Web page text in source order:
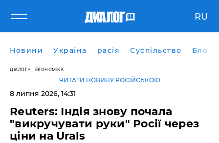
RU
Новини Україна расія Суспільство Блоги
ДІАЛОГ ЕКОНОМІКА
ЧИТАТИ НОВИНУ РОСІЙСЬКОЮ
8 липня 2026, 14:31
Reuters: Індія знову почала
"викручувати руки" Росії через
ціни на Urals